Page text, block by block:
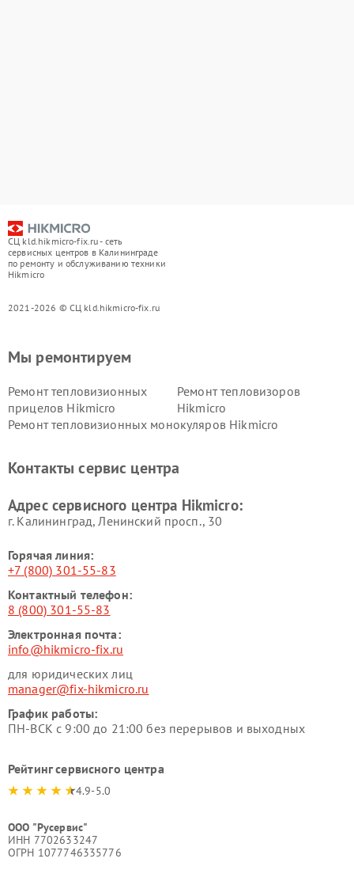
СЦ kld.hikmicro-fix.ru - сеть
сервисных центров в Калининграде
по ремонту и обслуживанию техники
Hikmicro
2021-2026 © СЦ kld.hikmicro-fix.ru
Мы ремонтируем
Ремонт тепловизионных
прицелов Hikmicro
Ремонт тепловизоров
Hikmicro
Ремонт тепловизионных монокуляров Hikmicro
Контакты сервис центра
Адрес сервисного центра Hikmicro:
г. Калининград, Ленинский просп., 30
Горячая линия:
+7 (800) 301-55-83
Контактный телефон:
8 (800) 301-55-83
Электронная почта:
info@hikmicro-fix.ru
для юридических лиц
manager@fix-hikmicro.ru
График работы:
ПН-ВСК с 9:00 до 21:00 без перерывов и выходных
Рейтинг сервисного центра
4.9-5.0
ООО "Русервис"
ИНН 7702633247
ОГРН 1077746335776